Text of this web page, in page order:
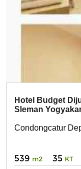
Hotel Budget
Sleman
Condongcatur
539 m2 35 KT